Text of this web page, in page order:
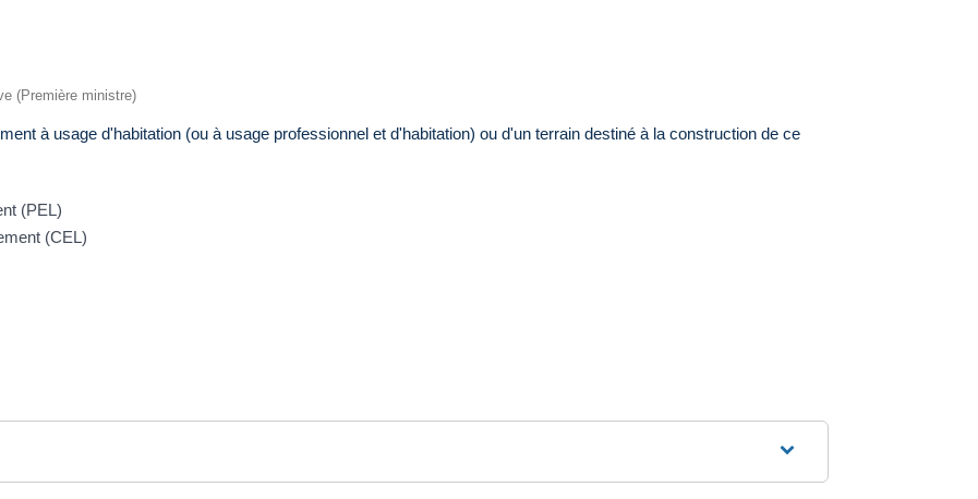
(Première ministre)
à usage d'habitation (ou à usage professionnel et d'habitation) ou d'un terrain destiné à la construction de ce
(PEL)
(CEL)